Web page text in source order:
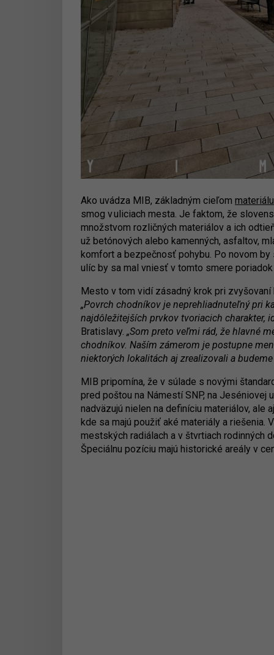
Ako uvádza MIB, základným cieľom materiálu
smog v uliciach mesta. Je faktom, že
množstvom rozličných materiálov a ich
už betónových alebo kamenných, asfaltov,
komfort a bezpečnosť pohybu. Po novom
ulíc by sa mal vniesť v tomto smere poriadok
Mesto v tom vidí zásadný krok pri
„Povrch chodníkov je neprehliadnuteľný pri
najdôležitejších prvkov tvoriacich charakter,
Bratislavy. „Som preto veľmi rád, že hlavné
chodníkov. Naším zámerom je postupne
niektorých lokalitách aj zrealizovali a
MIB pripomína, že v súlade s novými
pred poštou na Námestí SNP, na Jeséniovej
nadväzujú nielen na definíciu materiálov, ale
kde sa majú použiť aké materiály a riešenia.
mestských radiálach a v štvrtiach rodinných
Špeciálnu pozíciu majú historické areály v